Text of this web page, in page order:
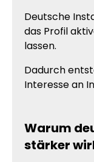
Deutsche
das Profil
lassen.
Dadurch
Interesse an
Warum
stärker